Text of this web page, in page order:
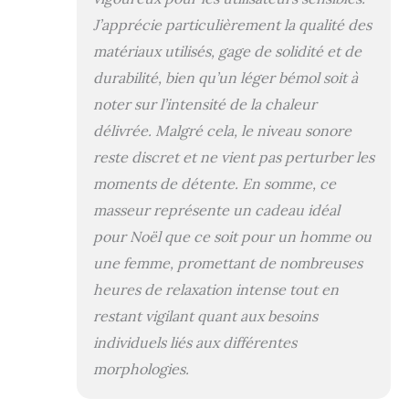
Vibration】Le siège
massant intègre
une fonction
niveaux d’intensité
réglables pour
améliorer le
confort d’assise.
Convient
parfaitement au
télétravail, à la
lecture, au repos
ou aux longues
journées au
fonction vibration
est disponible
uniquement sur
J’apprécie particulièrement la qualité des
matériaux utilisés, gage de solidité et de
durabilité, bien qu’un léger bémol soit à
noter sur l’intensité de la chaleur
délivrée. Malgré cela, le niveau sonore
reste discret et ne vient pas perturber les
moments de détente. En somme, ce
masseur représente un cadeau idéal
pour Noël que ce soit pour un homme ou
une femme, promettant de nombreuses
heures de relaxation intense tout en
restant vigilant quant aux besoins
individuels liés aux différentes
morphologies.